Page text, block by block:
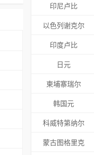
印尼卢比
以色列谢克尔
印度卢比
日元
柬埔寨瑞尔
韩国元
科威特第纳尔
蒙古图格里克